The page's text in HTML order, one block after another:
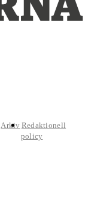
Arkiv Redaktionell
policy